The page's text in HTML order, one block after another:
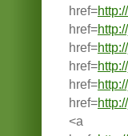
href=
href=
href=
href=
href=
href=
<a